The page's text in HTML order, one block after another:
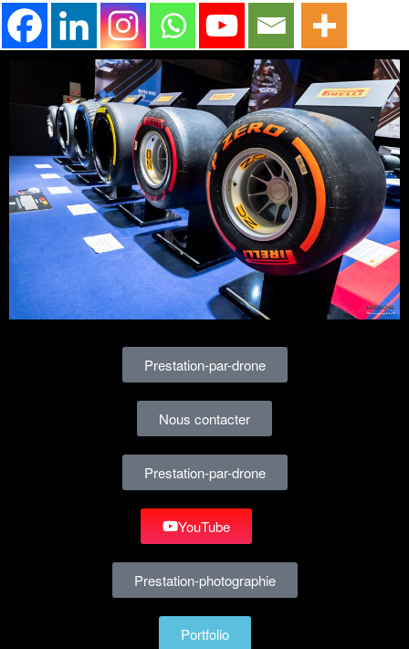
Prestation-par-drone
Nous contacter
Prestation-par-drone
YouTube
Prestation-photographie
Portfolio